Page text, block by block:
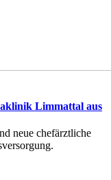
Limmattal aus
neue chefärztliche